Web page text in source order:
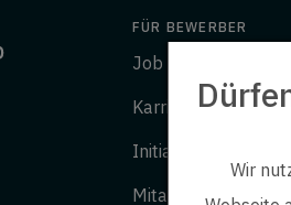
FÜR BEWERBER
Job finden
Karriere bei ep
Initiativbewerbung
Mitarbeiter werben
Wir